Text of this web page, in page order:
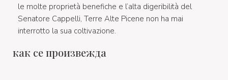
le molte proprietà benefiche e l’alta digeribilità del
Senatore Cappelli, Terre Alte Picene non ha mai
interrotto la sua coltivazione.
как се произвежда